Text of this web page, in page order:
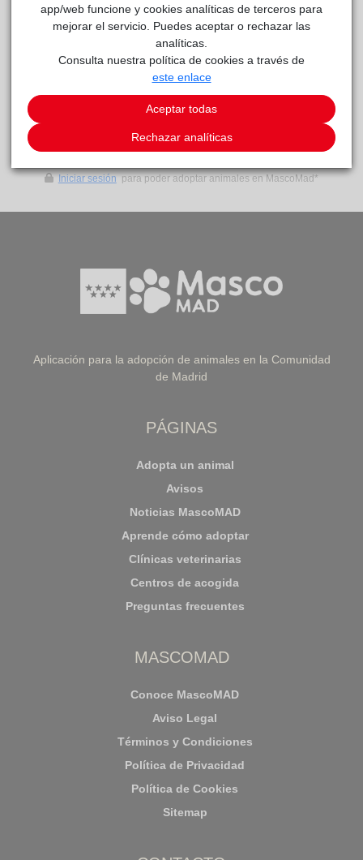
NIJAR reside actualmente en el centro de acogida Anaa
Este animal aún no ha recibido solicitudes de
adopción
SOLICITAR ADOPCIÓN
IR A LISTA DE ANIMALES
Iniciar sesión para poder adoptar animales en MascoMad*
Aplicación para la adopción de animales en la Comunidad
de Madrid
PÁGINAS
Adopta un animal
Avisos
Noticias MascoMAD
Aprende cómo adoptar
Clínicas veterinarias
Centros de acogida
Preguntas frecuentes
MASCOMAD
Conoce MascoMAD
Aviso Legal
Términos y Condiciones
Política de Privacidad
Política de Cookies
Sitemap
app/web funcione y cookies analíticas de terceros para
mejorar el servicio. Puedes aceptar o rechazar las
analíticas.
Consulta nuestra política de cookies a través de
este enlace
Aceptar todas
Rechazar analíticas